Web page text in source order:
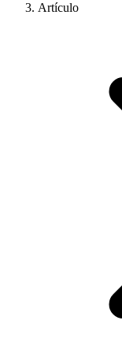
Artículo